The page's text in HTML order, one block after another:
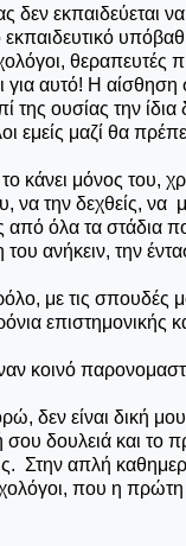
δεν εκπαιδεύεται
για αυτό! Η
ουσίας την ίδια
εμείς μαζί θα
κάνει μόνος του,
να την δεχθείς, να
από όλα τα στάδια
ανήκειν, την
με τις σπουδές
επιστημονικής
κοινό
δεν είναι δική
σου δουλειά και το
Στην απλή
που η πρώτη